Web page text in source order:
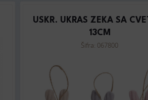
USKR. UKRAS ZEKA SA
13CM
Šifra: 067800